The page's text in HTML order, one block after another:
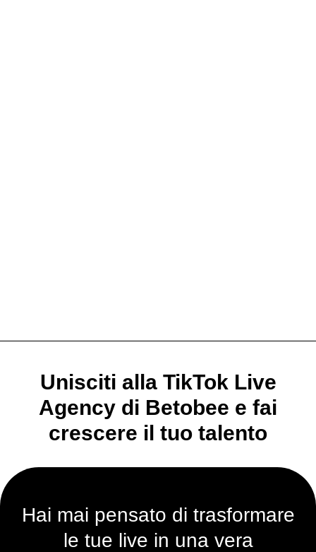
Unisciti alla TikTok Live
Agency di Betobee e fai
crescere il tuo talento
Hai mai pensato di trasformare
le tue live in una vera